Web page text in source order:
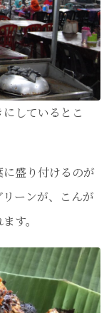
しているとこ
盛り付けるのが
ーンが、こんが
す。